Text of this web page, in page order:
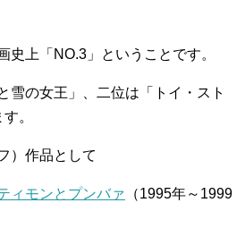
史上「 NO.3 」ということです。
雪の女王」、二位は「トイ・スト
。
）作品として
ィモンとプンバァ （1995年～ 1999